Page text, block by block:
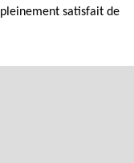
satisfait de